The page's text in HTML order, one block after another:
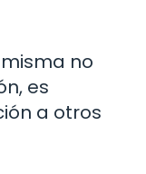
no
es
a otros